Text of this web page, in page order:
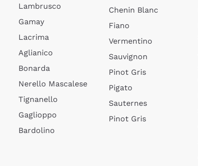
Lambrusco
Gamay
Lacrima
Aglianico
Bonarda
Nerello Mascalese
Tignanello
Gaglioppo
Bardolino
Chenin Blanc
Fiano
Vermentino
Sauvignon
Pinot Gris
Pigato
Sauternes
Pinot Gris